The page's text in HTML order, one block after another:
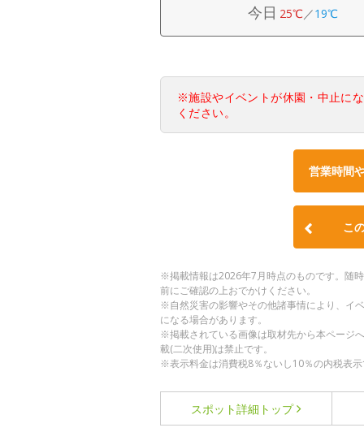
今日 25℃／19℃
※施設やイベントが休園・中止に
ください。
営業時間
こ
※掲載情報は2026年7月時点のものです。随
前にご確認の上おでかけください。
※自然災害の影響やその他諸事情により、イ
になる場合があります。
※掲載されている画像は取材先から本ページ
載(二次使用)は禁止です。
※表示料金は消費税8％ないし10％の内税表
スポット詳細 トップ